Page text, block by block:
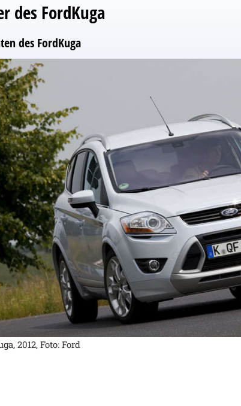
des FordKuga
des FordKuga
2012, Foto: Ford